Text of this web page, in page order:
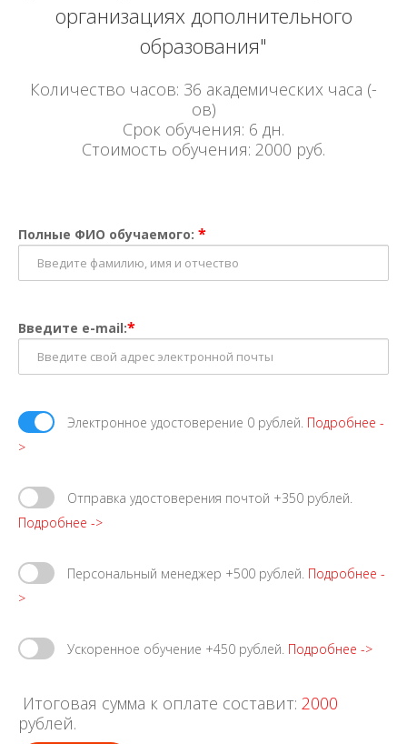
организациях дополнительного
образования"
Количество часов: 36 академических часа (-
ов)
Срок обучения: 6 дн.
Стоимость обучения: 2000 руб.
Полные ФИО обучаемого: *
Введите e-mail:*
Электронное удостоверение 0 рублей. Подробнее -
>
Отправка удостоверения почтой +350 рублей.
Подробнее ->
Персональный менеджер +500 рублей. Подробнее -
>
Ускоренное обучение +450 рублей. Подробнее ->
Итоговая сумма к оплате составит: 2000
рублей.